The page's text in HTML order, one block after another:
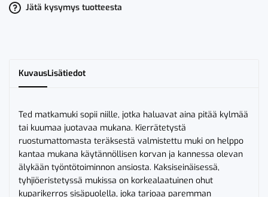
Jätä kysymys tuotteesta
KuvausLisätiedot
Ted matkamuki sopii niille, jotka haluavat aina pitää kylmää
tai kuumaa juotavaa mukana. Kierrätetystä
ruostumattomasta teräksestä valmistettu muki on helppo
kantaa mukana käytännöllisen korvan ja kannessa olevan
älykään työntötoiminnon ansiosta. Kaksiseinäisessä,
tyhjiöeristetyssä mukissa on korkealaatuinen ohut
kuparikerros sisäpuolella, joka tarjoaa paremman